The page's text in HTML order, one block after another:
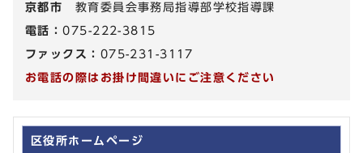
京都市 教育委員会事務局指導部学校指導課
電話：075-222-3815
ファックス： 075-231-3117
お電話の際はお掛け間違いにご注意ください
区役所ホームページ